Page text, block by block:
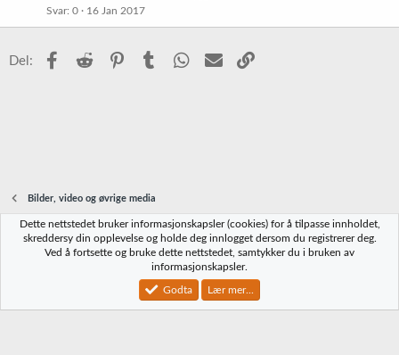
t
Svar 0 16 Jan 2017
Del: Facebook
Reddit PinterestTumblr WhatsApp
E-post
Bilder, video og øvrige media
Norbrygg-default
Vilkår og regler Personvernregler
Community platform by XenForo® © 2010-2023 XenForo Ltd.
Dette nettstedet bruker informasjonskapsler (cookies) for å tilpasse innholdet,
skreddersy din opplevelse og holde deg innlogget dersom du registrerer deg.
Ved å fortsette og bruke dette nettstedet, samtykker du i bruken av
informasjonskapsler.
Godta Lær mer...